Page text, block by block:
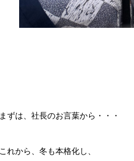
まずは、社長のお言葉から・・・
これから、冬も本格化し、